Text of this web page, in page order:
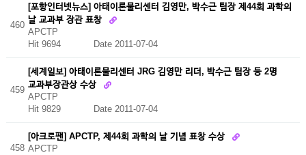
460
[포항인터넷뉴스] 아태이론물리센터 김영만, 박수근 팀장 제44회 과학의
날 교과부 장관 표창
APCTP
Hit 9694 Date 2011-07-04
459
[세계일보] 아태이론물리센터 JRG 김영만 리더, 박수근 팀장 등 2명
교과부장관상 수상
APCTP
Hit 9829 Date 2011-07-04
458
[아크로팬] APCTP, 제44회 과학의 날 기념 표창 수상
APCTP